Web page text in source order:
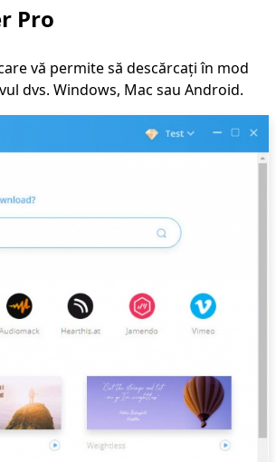
Pro
vă permite să descărcați în mod
dvs. Windows, Mac sau Android.